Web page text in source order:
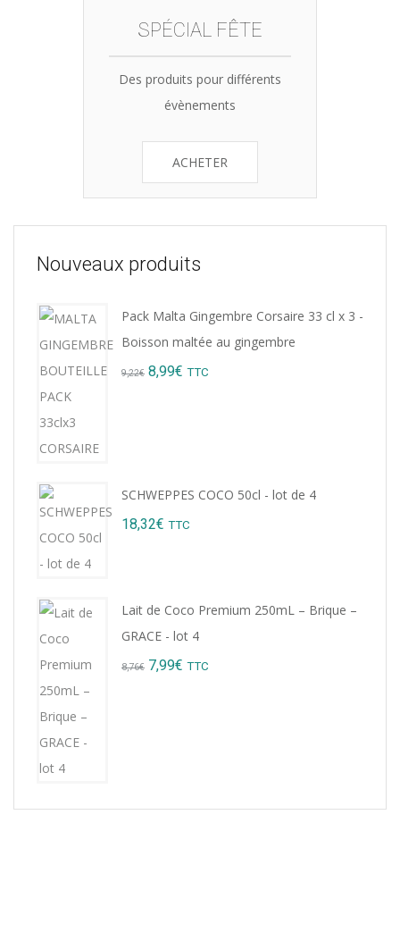
SPÉCIAL FÊTE
Des produits pour différents
évènements
ACHETER
Nouveaux produits
Pack Malta Gingembre Corsaire 33 cl x 3 -
Boisson maltée au gingembre
9,22€ Original
8,99€ Current
TTC
SCHWEPPES COCO 50cl - lot de 4
18,32€ TTC
Lait de Coco Premium 250mL – Brique –
GRACE - lot 4
8,76€ Original
7,99€ Current
TTC